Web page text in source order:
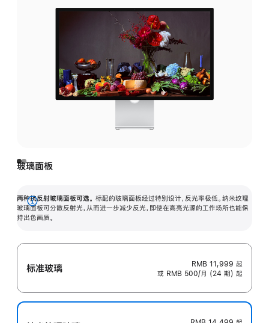
玻璃面板
两种抗反射玻璃面板可选。 标配的玻璃面板经过特别设计，反光率极低。纳米纹理
玻璃面板可分散反射光，从而进一步减少反光，即使在高亮光源的工作场所也能保
持出色画质。
展
开
标准玻璃 RMB 11,999 起
或 RMB 500/月 (24 期) 起